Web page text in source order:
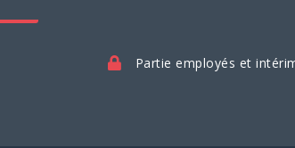
Partie employés et